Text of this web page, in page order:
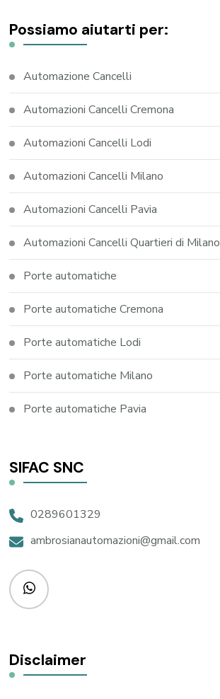
Possiamo aiutarti per:
Automazione Cancelli
Automazioni Cancelli Cremona
Automazioni Cancelli Lodi
Automazioni Cancelli Milano
Automazioni Cancelli Pavia
Automazioni Cancelli Quartieri di Milano
Porte automatiche
Porte automatiche Cremona
Porte automatiche Lodi
Porte automatiche Milano
Porte automatiche Pavia
SIFAC SNC
0289601329
ambrosianautomazioni@gmail.com
Disclaimer